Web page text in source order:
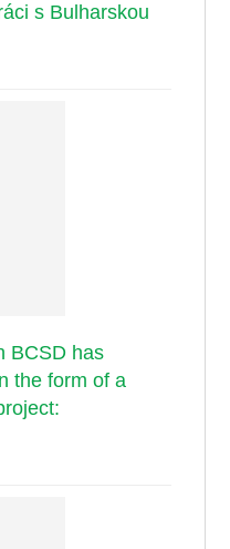
s Bulharskou
BCSD has
the form of a